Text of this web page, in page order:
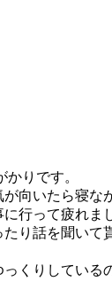
りです。
向いたら寝な
行って疲れま
り話を聞いて
くりしている